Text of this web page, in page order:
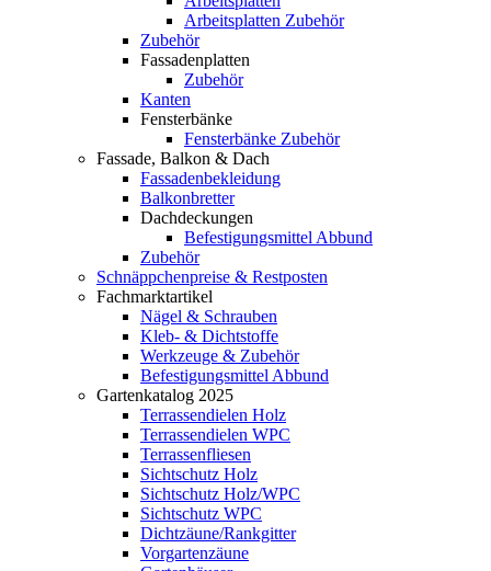
Arbeitsplatten Zubehör
Zubehör
Fassadenplatten
Zubehör
Kanten
Fensterbänke
Fensterbänke Zubehör
Fassade, Balkon & Dach
Fassadenbekleidung
Balkonbretter
Dachdeckungen
Befestigungsmittel Abbund
Zubehör
Schnäppchenpreise & Restposten
Fachmarktartikel
Nägel & Schrauben
Kleb- & Dichtstoffe
Werkzeuge & Zubehör
Befestigungsmittel Abbund
Gartenkatalog 2025
Terrassendielen Holz
Terrassendielen WPC
Terrassenfliesen
Sichtschutz Holz
Sichtschutz Holz/WPC
Sichtschutz WPC
Dichtzäune/Rankgitter
Vorgartenzäune